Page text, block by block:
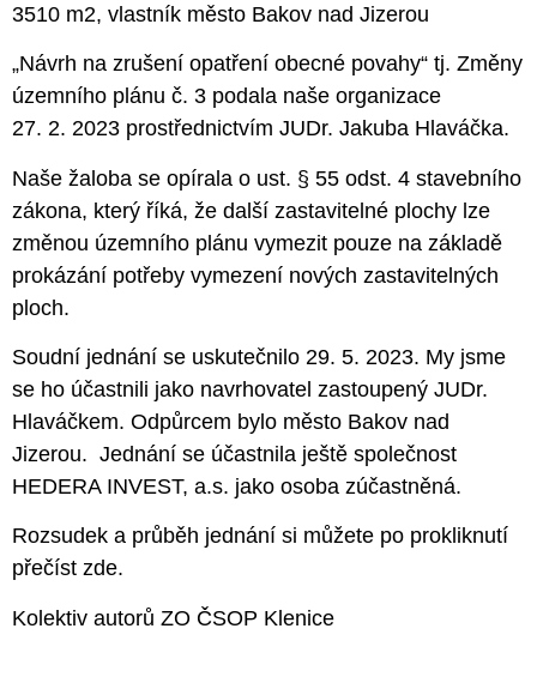
3510 m2, vlastník město Bakov nad Jizerou
„Návrh na zrušení opatření obecné povahy“ tj. Změny
územního plánu č. 3 podala naše organizace
27. 2. 2023 prostřednictvím JUDr. Jakuba Hlaváčka.
Naše žaloba se opírala o ust. § 55 odst. 4 stavebního
zákona, který říká, že další zastavitelné plochy lze
změnou územního plánu vymezit pouze na základě
prokázání potřeby vymezení nových zastavitelných
ploch.
Soudní jednání se uskutečnilo 29. 5. 2023. My jsme
se ho účastnili jako navrhovatel zastoupený JUDr.
Hlaváčkem. Odpůrcem bylo město Bakov nad
Jizerou. Jednání se účastnila ještě společnost
HEDERA INVEST, a.s. jako osoba zúčastněná.
Rozsudek a průběh jednání si můžete po prokliknutí
přečíst zde.
Kolektiv autorů ZO ČSOP Klenice